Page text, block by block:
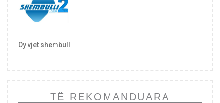
Dy vjet shembull
TË REKOMANDUARA